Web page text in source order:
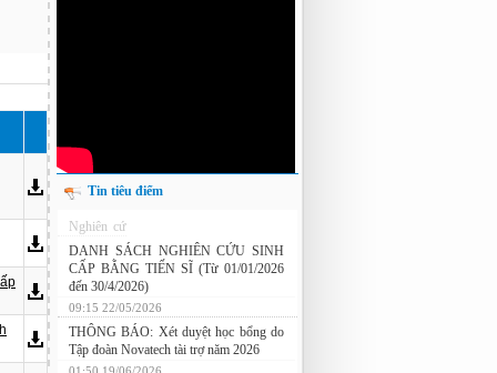
Tin tiêu điểm
Nghiên cứu chế tạo hệ thống xác định
hướng vật thể độ chính xác cao dựa trên
từ kế và vật liệu biến hóa
DANH SÁCH NGHIÊN CỨU SINH
CẤP BẰNG TIẾN SĨ (Từ 01/01/2026
đến 30/4/2026)
09:15 22/05/2026